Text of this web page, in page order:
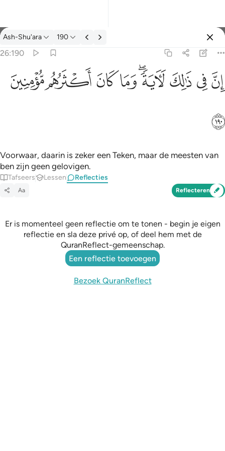
Reflecties: Ash-Shu'ara 26:190
Ash-Shu'ara 190
26:190
ان في ذالك لاية وما كان اكثرهم مومنين ١٩٠
إِنَّ فِى ذَٰلِكَ لَـَٔايَةًۭ ۖ وَمَا كَانَ أَكْثَرُهُم مُّؤْمِنِينَ ١٩٠
ﱳﱴﱵﱶﱷﱸﱹﱺﱻ
ﱼ
Voorwaar, daarin is zeker een Teken, maar de meesten van
ben zijn geen gelovigen.
Tafseers Lessen Reflecties
Aa Reflecteren
Er is momenteel geen reflectie om te tonen - begin je eigen
reflectie en sla deze privé op, of deel hem met de
QuranReflect-gemeenschap.
Een reflectie toevoegen
Bezoek QuranReflect